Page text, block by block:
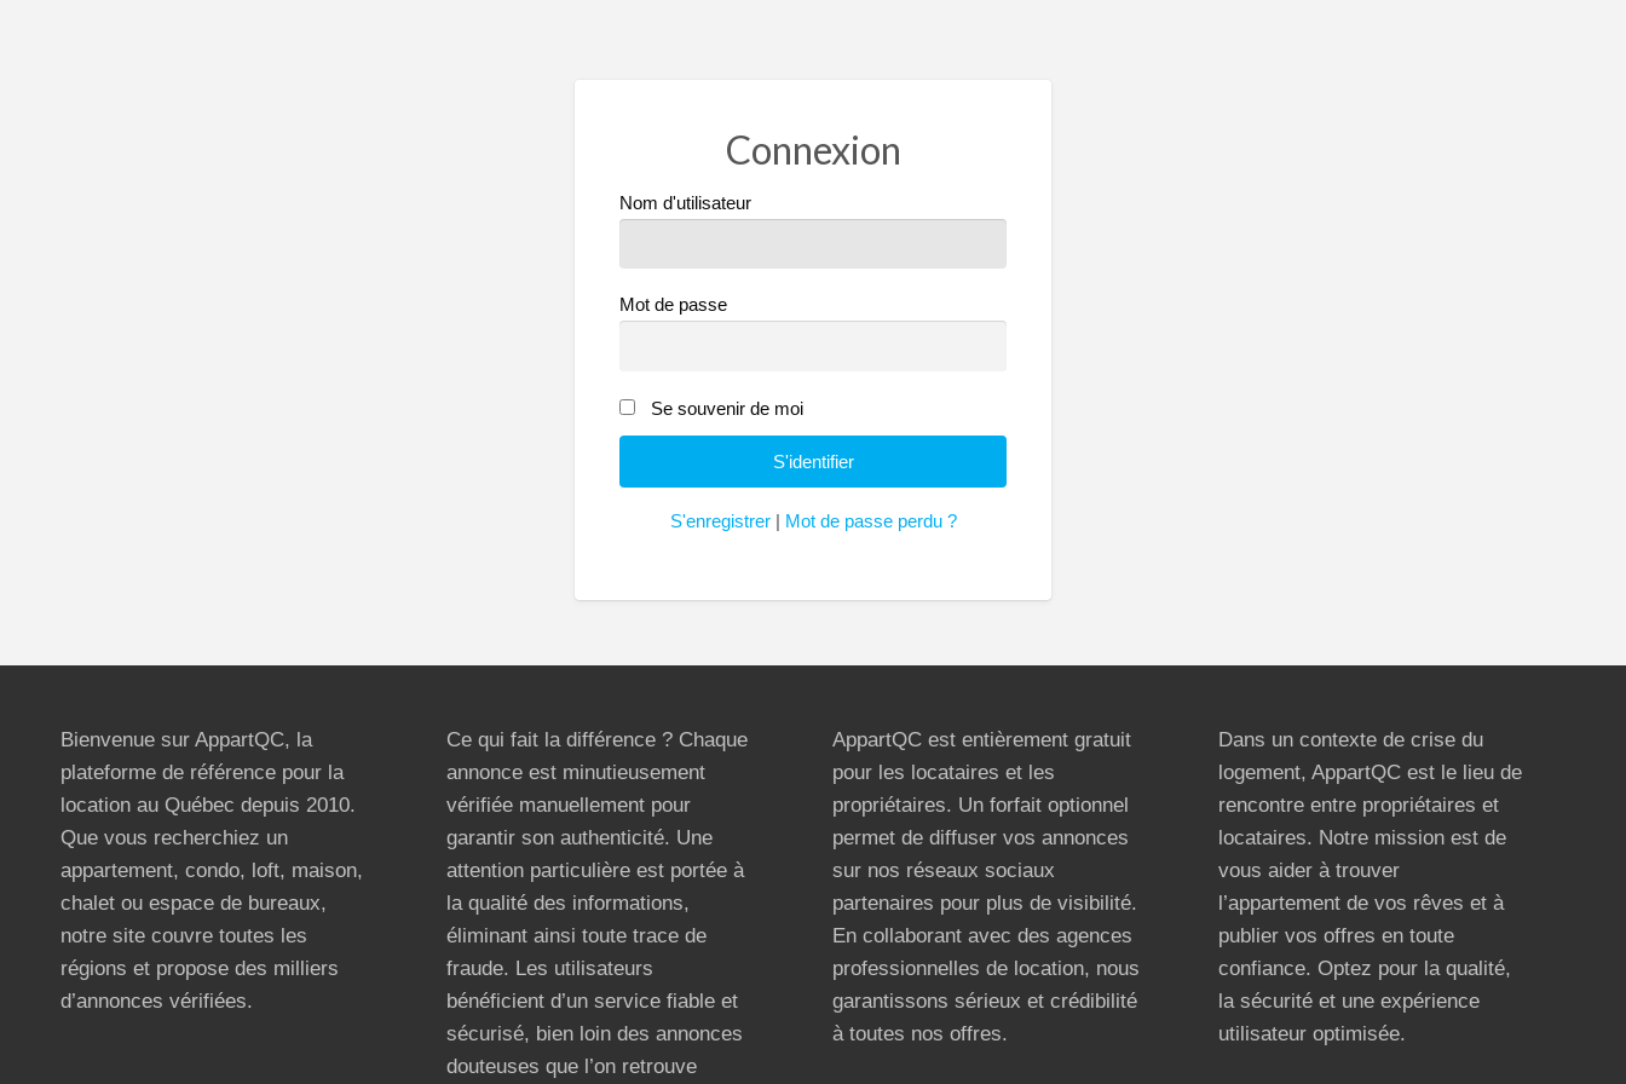
Connexion
Nom d'utilisateur
Mot de passe
Se souvenir de moi
S'enregistrer| Mot de passe perdu ?
Bienvenue sur AppartQC, la
plateforme de référence pour la
location au Québec depuis 2010.
Que vous recherchiez un
appartement, condo, loft, maison,
chalet ou espace de bureaux,
notre site couvre toutes les
régions et propose des milliers
d’annonces vérifiées.
Ce qui fait la différence ? Chaque
annonce est minutieusement
vérifiée manuellement pour
garantir son authenticité. Une
attention particulière est portée à
la qualité des informations,
éliminant ainsi toute trace de
fraude. Les utilisateurs
bénéficient d’un service fiable et
sécurisé, bien loin des annonces
douteuses que l’on retrouve
AppartQC est entièrement gratuit
pour les locataires et les
propriétaires. Un forfait optionnel
permet de diffuser vos annonces
sur nos réseaux sociaux
partenaires pour plus de visibilité.
En collaborant avec des agences
professionnelles de location, nous
garantissons sérieux et crédibilité
à toutes nos offres.
Dans un contexte de crise du
logement, AppartQC est le lieu de
rencontre entre propriétaires et
locataires. Notre mission est de
vous aider à trouver
l’appartement de vos rêves et à
publier vos offres en toute
confiance. Optez pour la qualité,
la sécurité et une expérience
utilisateur optimisée.